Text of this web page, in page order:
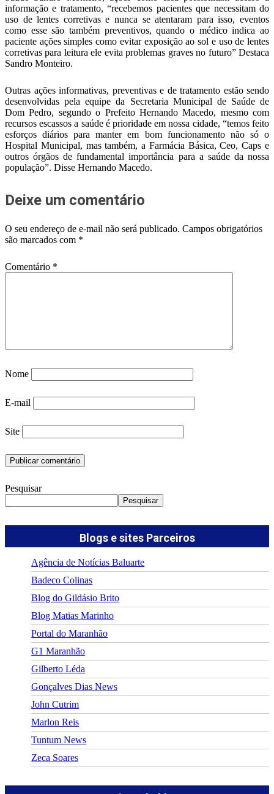
informação e tratamento, “recebemos pacientes que necessitam do
uso de lentes corretivas e nunca se atentaram para isso, eventos
como esse são também preventivos, quando o médico indica ao
paciente ações simples como evitar exposição ao sol e uso de lentes
corretivas para leitura ele evita problemas graves no futuro” Destaca
Sandro Monteiro.
Outras ações informativas, preventivas e de tratamento estão sendo
desenvolvidas pela equipe da Secretaria Municipal de Saúde de
Dom Pedro, segundo o Prefeito Hernando Macedo, mesmo com
recursos escassos a saúde é prioridade em nossa cidade, “temos feito
esforços diários para manter em bom funcionamento não só o
Hospital Municipal, mas também, a Farmácia Básica, Ceo, Caps e
outros órgãos de fundamental importância para a saúde da nossa
população”. Disse Hernando Macedo.
Deixe um comentário
O seu endereço de e-mail não será publicado. Campos obrigatórios
são marcados com *
Comentário *
Nome
E-mail
Site
Pesquisar
Pesquisar
Blogs e sites Parceiros
Agência de Notícias Baluarte
Badeco Colinas
Blog do Gildásio Brito
Blog Matias Marinho
Portal do Maranhão
G1 Maranhão
Gilberto Léda
Gonçalves Dias News
John Cutrim
Marlon Reis
Tuntum News
Zeca Soares